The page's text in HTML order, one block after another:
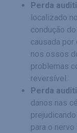
Perda
localizado
condução
causada
nos ossos
problemas
reversível.
Perda
danos nas
para o